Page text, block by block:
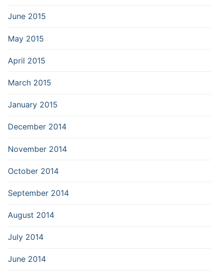
June 2015
May 2015
April 2015
March 2015
January 2015
December 2014
November 2014
October 2014
September 2014
August 2014
July 2014
June 2014